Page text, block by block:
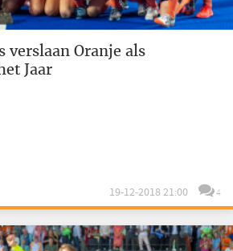
verslaan Oranje als
Jaar
19-12-2018 21:00 4